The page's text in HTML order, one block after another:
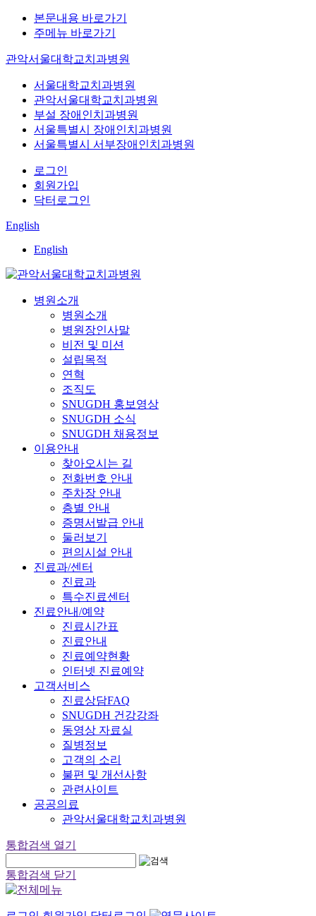
본문내용 바로가기
주메뉴 바로가기
관악서울대학교치과병원
서울대학교치과병원
관악서울대학교치과병원
부설 장애인치과병원
서울특별시 장애인치과병원
서울특별시 서부장애인치과병원
로그인
회원가입
닥터로그인
English
English
병원소개
병원소개
병원장인사말
비전 및 미션
설립목적
연혁
조직도
SNUGDH 홍보영상
SNUGDH 소식
SNUGDH 채용정보
이용안내
찾아오시는 길
전화번호 안내
주차장 안내
층별 안내
증명서발급 안내
둘러보기
편의시설 안내
진료과/센터
진료과
특수진료센터
진료안내/예약
진료시간표
진료안내
진료예약현황
인터넷 진료예약
고객서비스
진료상담FAQ
SNUGDH 건강강좌
동영상 자료실
질병정보
고객의 소리
불편 및 개선사항
관련사이트
공공의료
관악서울대학교치과병원
통합검색 열기
통합검색 닫기